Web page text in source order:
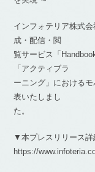
インフォテリア株式
成・配信・閲
覧サービス「
「アクティブラ
ーニング」における
表いたしまし
た。
▼本プレスリリース詳
https://